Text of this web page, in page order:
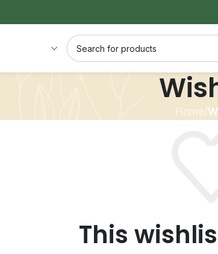
Home/
This